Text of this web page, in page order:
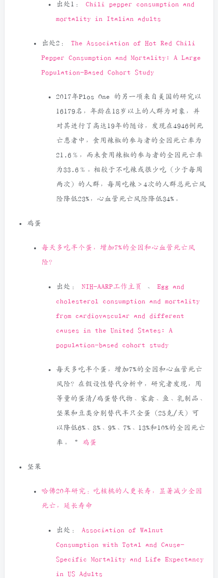
出处1： Chili pepper consumption and
mortality in Italian adults
出处2： The Association of Hot Red Chili
Pepper Consumption and Mortality: A Large
Population-Based Cohort Study
2017年Plos One 的另一项来自美国的研究以
16179名，年龄在18岁以上的人群为对象，并
对其进行了高达19年的随访，发现在4946例死
亡患者中，食用辣椒的参与者的全因死亡率为
21.6％，而未食用辣椒的参与者的全因死亡率
为33.6％。相较于不吃辣或很少吃（少于每周
两次）的人群，每周吃辣＞4次的人群总死亡风
险降低23%，心血管死亡风险降低34%。
鸡蛋
每天多吃半个蛋，增加7%的全因和心血管死亡风
险？
出处： NIH-AARP工作主页 、 Egg and
cholesterol consumption and mortality
from cardiovascular and different
causes in the United States: A
population-based cohort study
每天多吃半个蛋，增加7%的全因和心血管死亡
风险？在假设性替代分析中，研究者发现，用
等量的蛋清/鸡蛋替代物、家禽、鱼、乳制品、
坚果和豆类分别替代半只全蛋（25克/天）可
以降低6%、8%、9%、7%、13%和10%的全因死亡
率。
* 鸡蛋
坚果
哈佛20年研究：吃核桃的人更长寿，显著减少全因
死亡，延长寿命
出处： Association of Walnut
Consumption with Total and Cause-
Specific Mortality and Life Expectancy
in US Adults